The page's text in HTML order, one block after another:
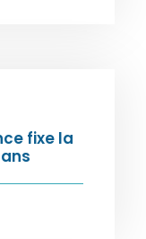
fixe la